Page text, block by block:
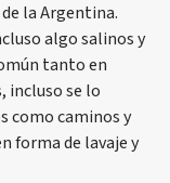
la Argentina.
algo salinos y
tanto en
incluso se lo
como caminos y
forma de lavaje y